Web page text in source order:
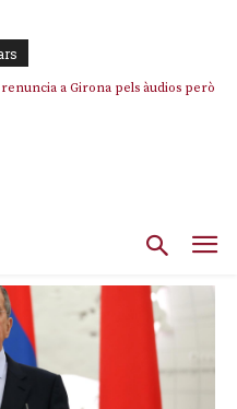
a Girona pels àudios però